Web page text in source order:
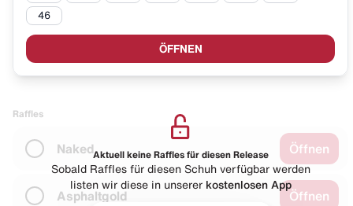
46
ÖFFNEN
Raffles
Naked Öffnen
Asphaltgold Öffnen
Aktuell keine Raffles für diesen Release
Sobald Raffles für diesen Schuh verfügbar werden
listen wir diese in unserer kostenlosen App